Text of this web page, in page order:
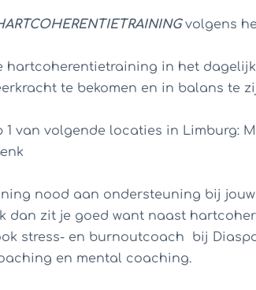
volgens
hartcoherentietraining in het
te bekomen en in balans te
van volgende locaties in Limburg:
nood aan ondersteuning bij
dan zit je goed want naast
stress- en burnoutcoach bij
en mental coaching.